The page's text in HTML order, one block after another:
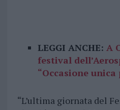
LEGGI ANCHE: A
festival
“Occasione
“L’ultima giornata del